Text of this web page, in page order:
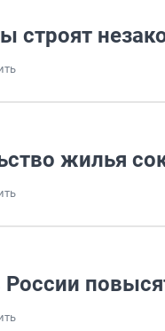
строят
жилья